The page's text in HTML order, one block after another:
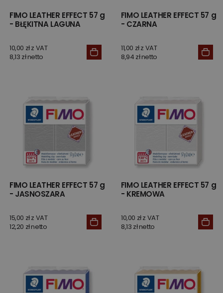
FIMO LEATHER EFFECT 57 g
- BŁĘKITNA LAGUNA
10,00 zł z VAT
8,13 zł netto
FIMO LEATHER EFFECT 57 g
- CZARNA
11,00 zł z VAT
8,94 zł netto
FIMO LEATHER EFFECT 57 g
- JASNOSZARA
15,00 zł z VAT
12,20 zł netto
FIMO LEATHER EFFECT 57 g
- KREMOWA
10,00 zł z VAT
8,13 zł netto